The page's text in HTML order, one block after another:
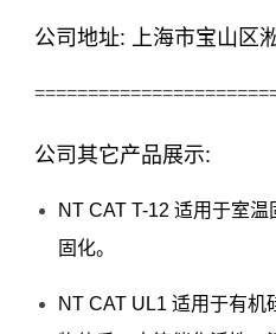
公司地址: 上海市宝山区
公司其它产品展示:
NT CAT T-12 适用于室
固化。
NT CAT UL1 适用于有机